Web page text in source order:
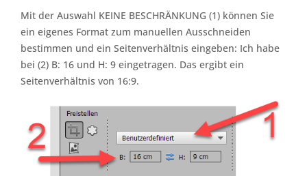
Mit der Auswahl KEINE BESCHRÄNKUNG (1) können Sie
ein eigenes Format zum manuellen Ausschneiden
bestimmen und ein Seitenverhältnis eingeben: Ich habe
bei (2) B: 16 und H: 9 eingetragen. Das ergibt ein
Seitenverhältnis von 16:9.